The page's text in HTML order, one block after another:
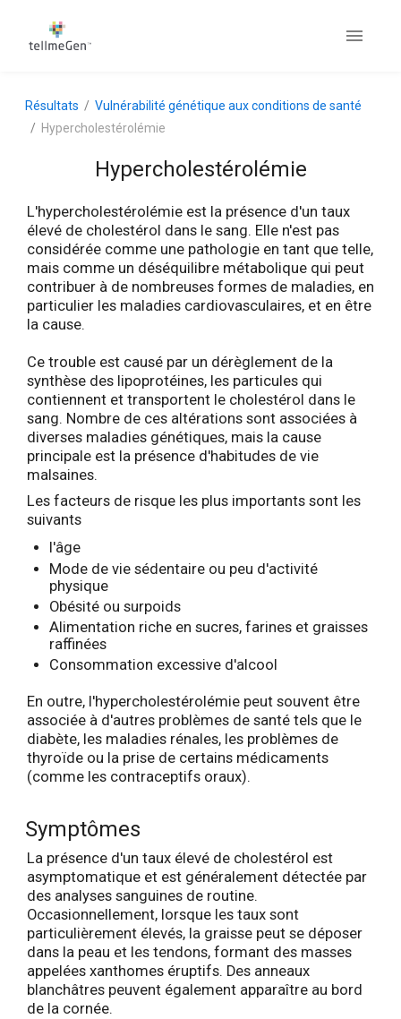
Résultats
Vulnérabilité génétique aux conditions de santé
Hypercholestérolémie
Hypercholestérolémie
L'hypercholestérolémie est la présence d'un taux
élevé de cholestérol dans le sang. Elle n'est pas
considérée comme une pathologie en tant que telle,
mais comme un déséquilibre métabolique qui peut
contribuer à de nombreuses formes de maladies, en
particulier les maladies cardiovasculaires, et en être
la cause.
Ce trouble est causé par un dérèglement de la
synthèse des lipoprotéines, les particules qui
contiennent et transportent le cholestérol dans le
sang. Nombre de ces altérations sont associées à
diverses maladies génétiques, mais la cause
principale est la présence d'habitudes de vie
malsaines.
Les facteurs de risque les plus importants sont les
suivants
l'âge
Mode de vie sédentaire ou peu d'activité
physique
Obésité ou surpoids
Alimentation riche en sucres, farines et graisses
raffinées
Consommation excessive d'alcool
En outre, l'hypercholestérolémie peut souvent être
associée à d'autres problèmes de santé tels que le
diabète, les maladies rénales, les problèmes de
thyroïde ou la prise de certains médicaments
(comme les contraceptifs oraux).
Symptômes
La présence d'un taux élevé de cholestérol est
asymptomatique et est généralement détectée par
des analyses sanguines de routine.
Occasionnellement, lorsque les taux sont
particulièrement élevés, la graisse peut se déposer
dans la peau et les tendons, formant des masses
appelées xanthomes éruptifs. Des anneaux
blanchâtres peuvent également apparaître au bord
de la cornée.